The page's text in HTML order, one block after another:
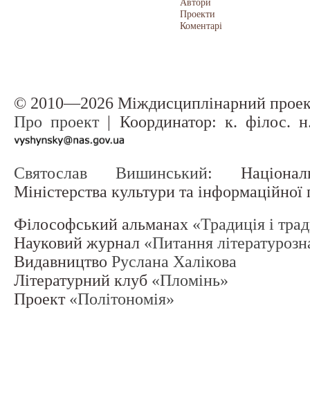
Автори
Проекти
Коментарі
© 2010—2026 Міждисциплінарний
Про проект| Координатор: к. філос.
Святослав Вишинський:
Міністерства культури та
Філософський альманах «Традиція і
Науковий журнал «Питання
Видавництво Руслана Халікова
Літературний клуб «Пломінь»
Проект «Політономія»